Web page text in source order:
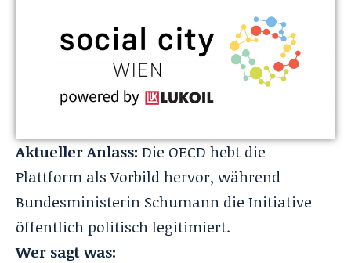
Aktueller Anlass: Die OECD hebt die
Plattform als Vorbild hervor, während
Bundesministerin Schumann die Initiative
öffentlich politisch legitimiert.
Wer sagt was: